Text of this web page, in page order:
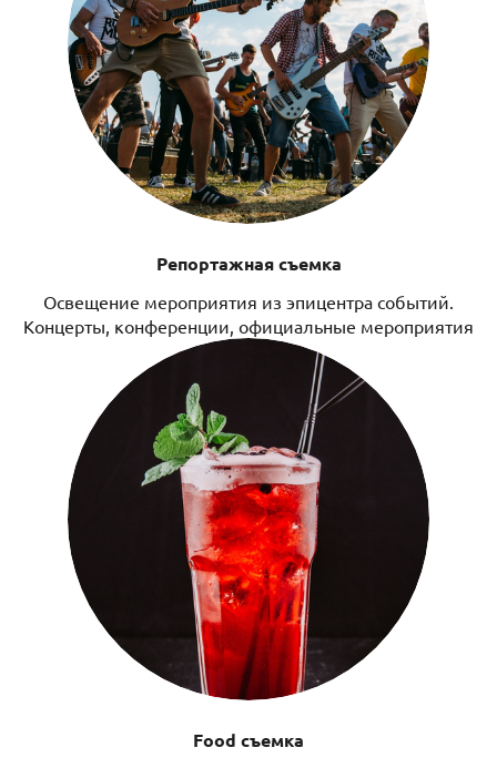
Репортажная съемка
Освещение мероприятия из эпицентра событий.
Концерты, конференции, официальные мероприятия
Food съемка